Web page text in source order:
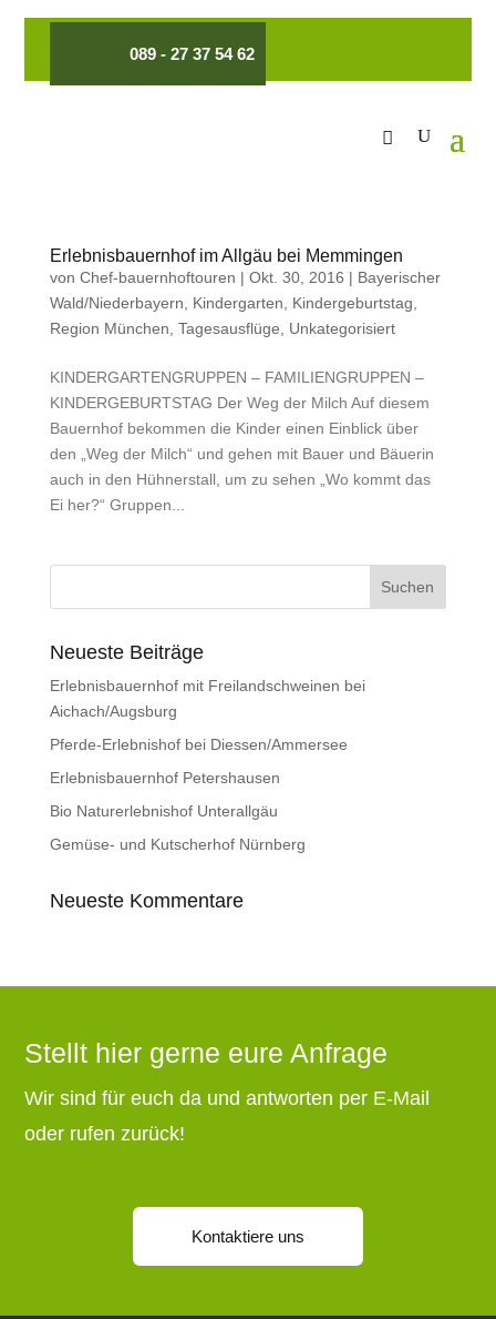
089 - 27 37 54 62
Erlebnisbauernhof im Allgäu bei Memmingen
von Chef-bauernhoftouren | Okt. 30, 2016 | Bayerischer
Wald/Niederbayern
Kindergarten Kindergeburtstag
Region München Tagesausflüge Unkategorisiert
KINDERGARTENGRUPPEN – FAMILIENGRUPPEN –
KINDERGEBURTSTAG Der Weg der Milch Auf diesem
Bauernhof bekommen die Kinder einen Einblick über
den „Weg der Milch“ und gehen mit Bauer und Bäuerin
auch in den Hühnerstall, um zu sehen „Wo kommt das
Ei her?“ Gruppen...
Neueste Beiträge
Erlebnisbauernhof mit Freilandschweinen bei
Aichach/Augsburg
Pferde-Erlebnishof bei Diessen/Ammersee
Erlebnisbauernhof Petershausen
Bio Naturerlebnishof Unterallgäu
Gemüse- und Kutscherhof Nürnberg
Neueste Kommentare
Stellt hier gerne eure Anfrage
Wir sind für euch da und antworten per E-Mail
oder rufen zurück!
Kontaktiere uns